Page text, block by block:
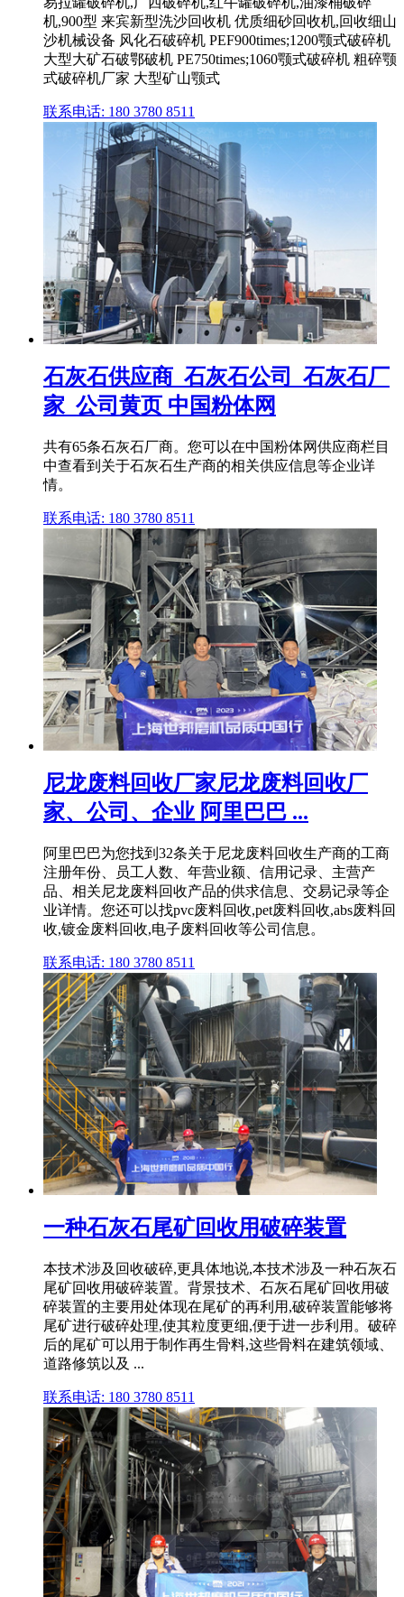
机,900型 来宾新型洗沙回收机 优质细砂回收机,回收细山
沙机械设备 风化石破碎机 PEF900times;1200颚式破碎机
大型大矿石破鄂破机 PE750times;1060颚式破碎机 粗碎颚
式破碎机厂家 大型矿山颚式
联系电话: 180 3780 8511
石灰石供应商_石灰石公司_石灰石厂
家_公司黄页 中国粉体网
共有65条石灰石厂商。您可以在中国粉体网供应商栏目
中查看到关于石灰石生产商的相关供应信息等企业详
情。
联系电话: 180 3780 8511
尼龙废料回收厂家尼龙废料回收厂
家、公司、企业 阿里巴巴 ...
阿里巴巴为您找到32条关于尼龙废料回收生产商的工商
注册年份、员工人数、年营业额、信用记录、主营产
品、相关尼龙废料回收产品的供求信息、交易记录等企
业详情。您还可以找pvc废料回收,pet废料回收,abs废料回
收,镀金废料回收,电子废料回收等公司信息。
联系电话: 180 3780 8511
一种石灰石尾矿回收用破碎装置
本技术涉及回收破碎,更具体地说,本技术涉及一种石灰石
尾矿回收用破碎装置。背景技术、石灰石尾矿回收用破
碎装置的主要用处体现在尾矿的再利用,破碎装置能够将
尾矿进行破碎处理,使其粒度更细,便于进一步利用。破碎
后的尾矿可以用于制作再生骨料,这些骨料在建筑领域、
道路修筑以及 ...
联系电话: 180 3780 8511